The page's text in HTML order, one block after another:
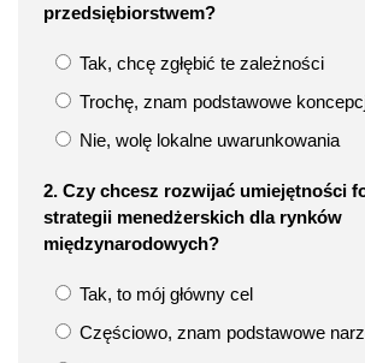
przedsiębiorstwem?
Tak, chcę zgłębić te zależności
Trochę, znam podstawowe
Nie, wolę lokalne uwarunkowania
2. Czy chcesz rozwijać umiejętności
strategii menedżerskich dla rynków
międzynarodowych?
Tak, to mój główny cel
Częściowo, znam podstawowe